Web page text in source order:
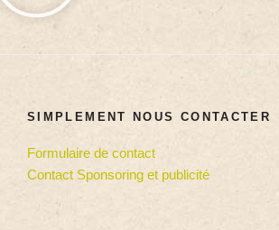
SIMPLEMENT NOUS CONTACTER
Formulaire de contact
Contact Sponsoring et publicité